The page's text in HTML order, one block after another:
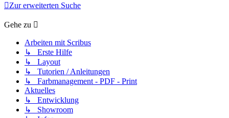
Zur erweiterten Suche
Gehe zu
Arbeiten mit Scribus
↳ Erste Hilfe
↳ Layout
↳ Tutorien / Anleitungen
↳ Farbmanagement - PDF - Print
Aktuelles
↳ Entwicklung
↳ Showroom